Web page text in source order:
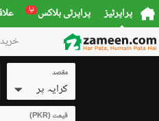
پراپرٹیز پراپرٹی بلاکس نیا
مقصد
کرایہ پر
قیمت (PKR)